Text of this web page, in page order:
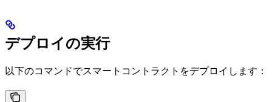
デプロイの実行
以下のコマンドでスマートコントラクトをデプロイします：